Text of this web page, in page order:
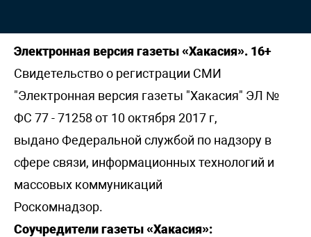
Электронная версия газеты «Хакасия». 16+
Свидетельство о регистрации СМИ
"Электронная версия газеты "Хакасия" ЭЛ №
ФС 77 - 71258 от 10 октября 2017 г,
выдано Федеральной службой по надзору в
сфере связи, информационных технологий и
массовых коммуникаций
Роскомнадзор.
Соучредители газеты «Хакасия»: